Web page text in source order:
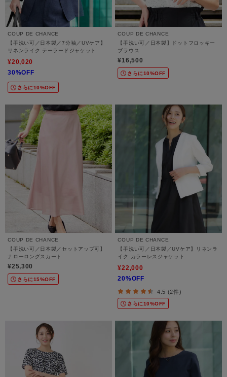
COUP DE CHANCE
【手洗い可／日本製／7分袖／UVケア】
リネンライク テーラードジャケット
¥20,020
30%OFF
さらに10%OFF
COUP DE CHANCE
【手洗い可／日本製】ドットフロッキー
ブラウス
¥16,500
さらに10%OFF
COUP DE CHANCE
【手洗い可／日本製／セットアップ可】
ナローロングスカート
¥25,300
さらに15%OFF
COUP DE CHANCE
【手洗い可／日本製／UVケア】リネンラ
イク カラーレスジャケット
¥22,000
20%OFF
4.5 (2件)
さらに10%OFF